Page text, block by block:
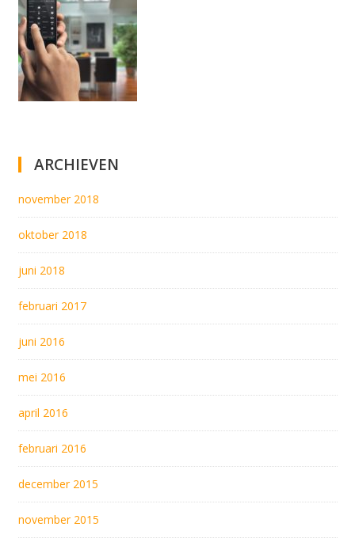
ARCHIEVEN
november 2018
oktober 2018
juni 2018
februari 2017
juni 2016
mei 2016
april 2016
februari 2016
december 2015
november 2015